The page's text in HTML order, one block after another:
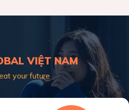
VIỆT NAM
your future